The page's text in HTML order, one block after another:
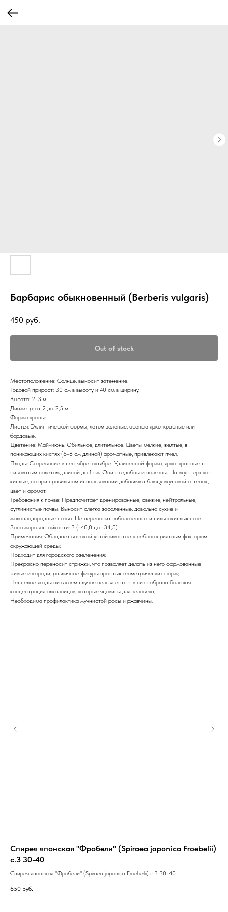
Барбарис обыкновенный (Berberis vulgaris)
450 руб.
Out of stock
Местоположение: Солнце, выносит затенение.
Годовой прирост: 30 см в высоту и 40 см в ширину.
Высота: 2-3 м
Диаметр: от 2 до 2,5 м
Форма кроны:
Листья: Эллиптической формы, летом зеленые, осенью ярко-красные или
бордовые.
Цветение: Май-июнь. Обильное, длительное. Цветы мелкие, желтые, в
поникающих кистях (6-8 см длиной) ароматные, привлекают пчел.
Плоды: Созревание в сентябре-октябре. Удлиненной формы, ярко-красные с
сизоватым налетом, длиной до 1 см. Они съедобны и полезны. На вкус терпко-
кислые, но при правильном использовании добавляют блюду вкусовой оттенок,
цвет и аромат.
Требования к почве: Предпочитает дренированные, свежие, нейтральные,
суглинистые почвы. Выносит слегка засоленные, довольно сухие и
малоплодородные почвы. Не переносит заболоченных и сильнокислых почв.
Зона морозостойкости: 3 (-40,0 до -34,5)
Примечания: Обладает высокой устойчивостью к неблагоприятным факторам
окружающей среды;
Подходит для городского озеленения;
Прекрасно переносит стрижки, что позволяет делать из него формованные
живые изгороди, различные фигуры простых геометрических форм;
Неспелые ягоды ни в коем случае нельзя есть – в них собрана большая
концентрация алкалоидов, которые ядовиты для человека;
Необходима профилактика мучнистой росы и ржавчины.
Спирея японская "Фробели" (Spiraea japonica Froebelii)
с.3 30-40
Спирея японская "Фробели" (Spiraea japonica Froebelii) с.3 30-40
650 руб.